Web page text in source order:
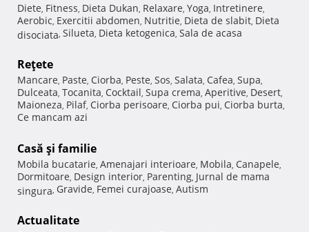
Diete, Fitness, Dieta Dukan, Relaxare, Yoga, Intretinere,
Aerobic, Exercitii abdomen, Nutritie, Dieta de slabit, Dieta
disociata, Silueta, Dieta ketogenica, Sala de acasa
Reţete
Mancare, Paste, Ciorba, Peste, Sos, Salata, Cafea, Supa,
Dulceata, Tocanita, Cocktail, Supa crema, Aperitive, Desert,
Maioneza, Pilaf, Ciorba perisoare, Ciorba pui, Ciorba burta,
Ce mancam azi
Casă şi familie
Mobila bucatarie, Amenajari interioare, Mobila, Canapele,
Dormitoare, Design interior, Parenting, Jurnal de mama
singura, Gravide, Femei curajoase, Autism
Actualitate